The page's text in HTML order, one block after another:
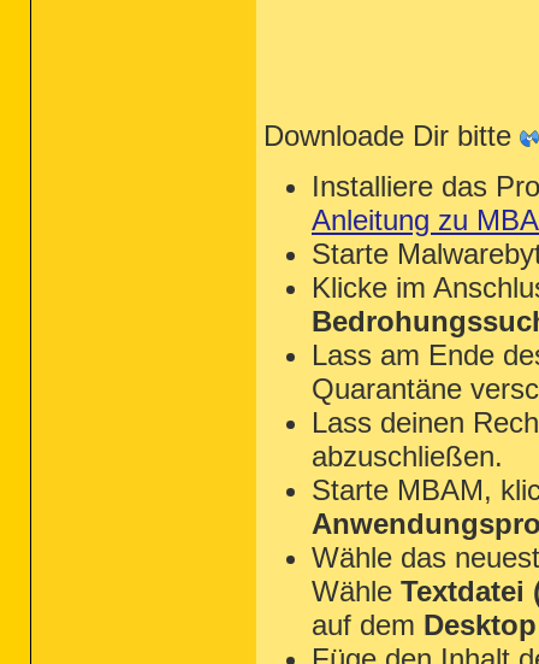
Downloade Dir bitte
Installiere das
Anleitung zu
Starte
Klicke im
Lass am Ende
Quarantäne
Lass deinen
abzuschließen.
Starte MBAM,
Wähle das
Wähle Textdatei
auf dem Desktop